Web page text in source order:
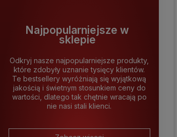
Najpopularniejsze w
sklepie
Odkryj nasze najpopularniejsze produkty,
które zdobyły uznanie tysięcy klientów.
Te bestsellery wyróżniają się wyjątkową
jakością i świetnym stosunkiem ceny do
wartości, dlatego tak chętnie wracają po
nie nasi stali klienci.